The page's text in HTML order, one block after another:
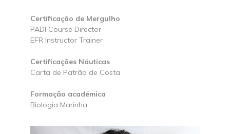
Certificação de Mergulho
PADI Course Director
EFR Instructor Trainer
Certificações Náuticas
Carta de Patrão de Costa
Formação académica
Biologia Marinha